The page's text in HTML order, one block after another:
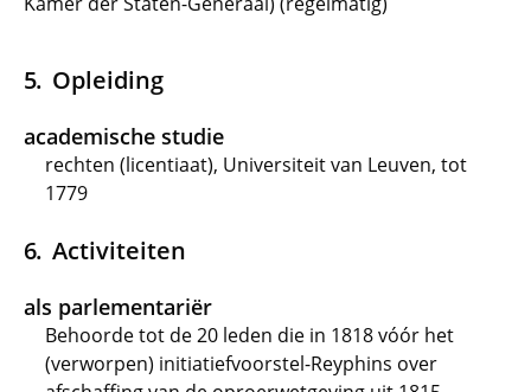
Opleiding
academische studie
rechten (licentiaat), Universiteit van Leuven, tot
1779
Activiteiten
als parlementariër
Behoorde tot de 20 leden die in 1818 vóór het
(verworpen) initiatiefvoorstel-Reyphins over